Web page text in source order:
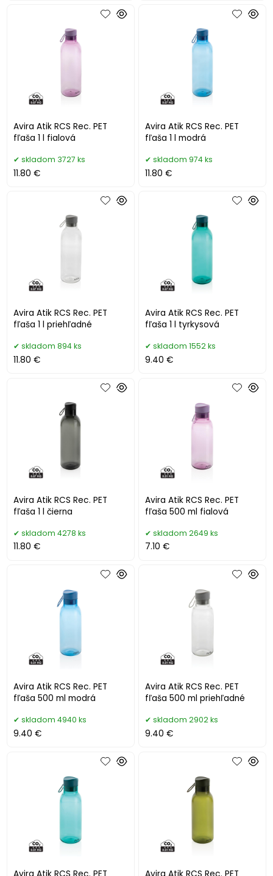
Avira Atik RCS Rec. PET
fľaša 1 l fialová
skladom 3727 ks
11.80 €
Avira Atik RCS Rec. PET
fľaša 1 l modrá
skladom 974 ks
11.80 €
Avira Atik RCS Rec. PET
fľaša 1 l priehľadné
skladom 894 ks
11.80 €
Avira Atik RCS Rec. PET
fľaša 1 l tyrkysová
skladom 1552 ks
9.40 €
Avira Atik RCS Rec. PET
fľaša 1 l čierna
skladom 4278 ks
11.80 €
Avira Atik RCS Rec. PET
fľaša 500 ml fialová
skladom 2649 ks
7.10 €
Avira Atik RCS Rec. PET
fľaša 500 ml modrá
skladom 4940 ks
9.40 €
Avira Atik RCS Rec. PET
fľaša 500 ml priehľadné
skladom 2902 ks
9.40 €
Avira Atik RCS Rec. PET Avira Atik RCS Rec. PET